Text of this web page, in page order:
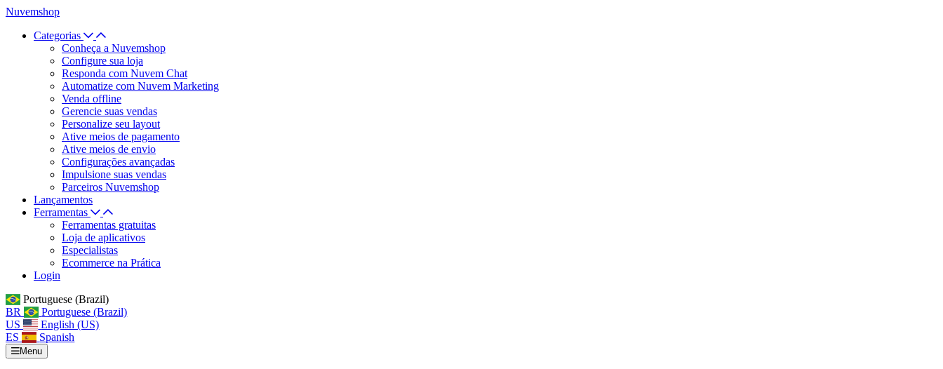
Nuvemshop
Categorias
Conheça a Nuvemshop
Configure sua loja
Responda com Nuvem Chat
Automatize com Nuvem Marketing
Venda offline
Gerencie suas vendas
Personalize seu layout
Ative meios de pagamento
Ative meios de envio
Configurações avançadas
Impulsione suas vendas
Parceiros Nuvemshop
Lançamentos
Ferramentas
Ferramentas gratuitas
Loja de aplicativos
Especialistas
Ecommerce na Prática
Login
Portuguese (Brazil)
BR
Portuguese (Brazil)
US
English (US)
ES
Spanish
Menu